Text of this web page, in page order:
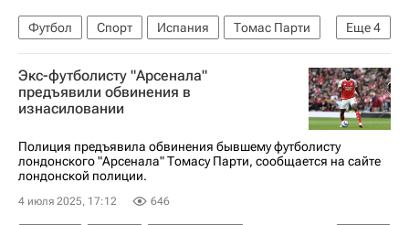
Еще4
Футбол Спорт Испания
Томас Парти
Гана
Атлетико (Мадрид)
Арсенал (Лондон)
Мальорка
Экс-футболисту "Арсенала"
предъявили обвинения в
изнасиловании
Полиция предъявила обвинения бывшему футболисту
лондонского "Арсенала" Томасу Парти, сообщается на сайте
лондонской полиции.
4 июля 2025, 17:12 646